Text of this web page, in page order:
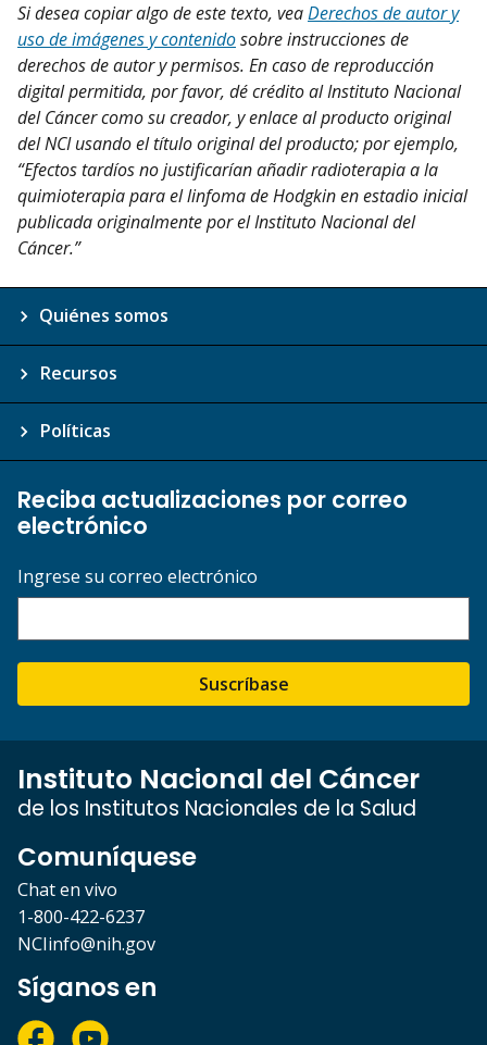
Si desea copiar algo de este texto, veaDerechos de autor y
uso de imágenes y contenidosobre instrucciones de
derechos de autor y permisos. En caso de reproducción
digital permitida, por favor, dé crédito al Instituto Nacional
del Cáncer como su creador, y enlace al producto original
del NCI usando el título original del producto; por ejemplo,
“Efectos tardíos no justificarían añadir radioterapia a la
quimioterapia para el linfoma de Hodgkin en estadio inicial
publicada originalmente por el Instituto Nacional del
Cáncer.”
Quiénes somos
Recursos
Políticas
Reciba actualizaciones por correo
electrónico
Ingrese su correo electrónico
Suscríbase
Instituto Nacional del Cáncer
de los Institutos Nacionales de la Salud
Comuníquese
Chat en vivo
1-800-422-6237
NCIinfo@nih.gov
Síganos en